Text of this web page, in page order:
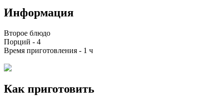
Информация
Второе блюдо
Порций - 4
Время приготовления - 1 ч
Как приготовить